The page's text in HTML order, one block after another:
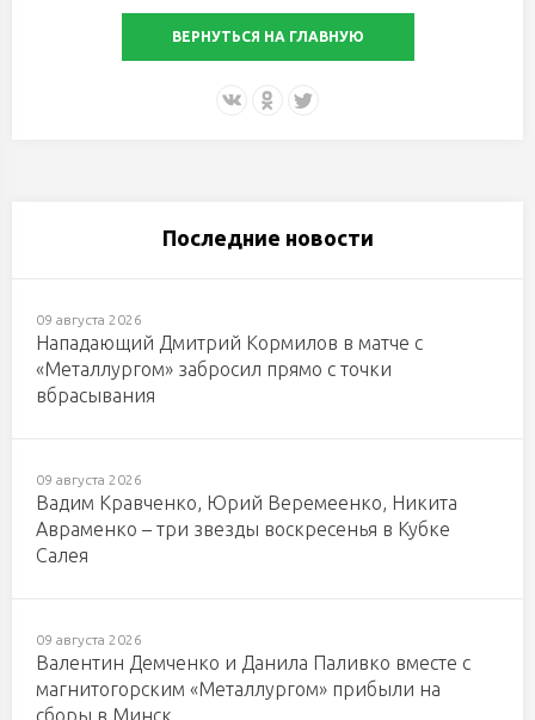
ВЕРНУТЬСЯ НА ГЛАВНУЮ
Последние новости
09 августа 2026
Нападающий Дмитрий Кормилов в матче с
«Металлургом» забросил прямо с точки
вбрасывания
09 августа 2026
Вадим Кравченко, Юрий Веремеенко, Никита
Авраменко – три звезды воскресенья в Кубке
Салея
09 августа 2026
Валентин Демченко и Данила Паливко вместе с
магнитогорским «Металлургом» прибыли на
сборы в Минск